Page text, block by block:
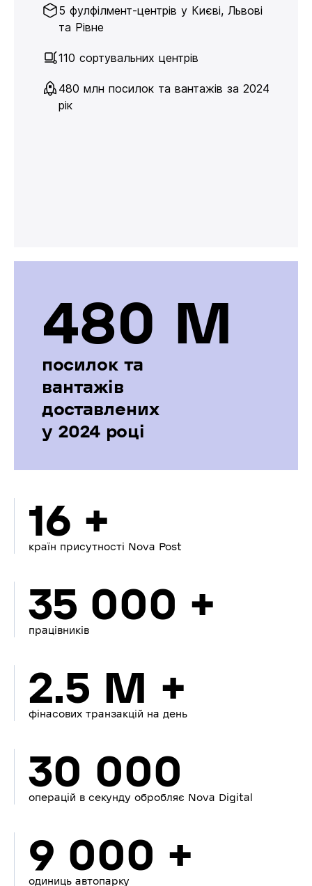
5 фулфілмент-центрів у Києві, Львові
та Рівне
110 сортувальних центрів
480 млн посилок та вантажів за 2024
рік
480 М
посилок та
вантажів
доставлених
у 2024 році
16 +
країн присутності Nova Post
35 000 +
працівників
2.5 M +
фінасових транзакцій на день
30 000
операцій в секунду обробляє Nova Digital
9 000 +
одиниць автопарку